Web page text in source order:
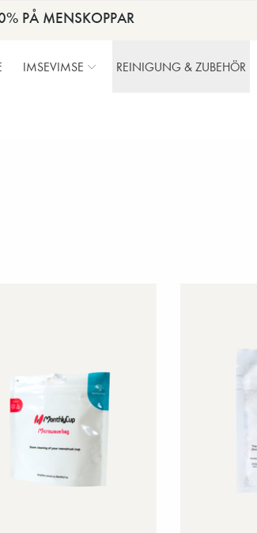
PÅ MENSKOPPAR
IMSEVIMSE REINIGUNG & ZUBEHÖR